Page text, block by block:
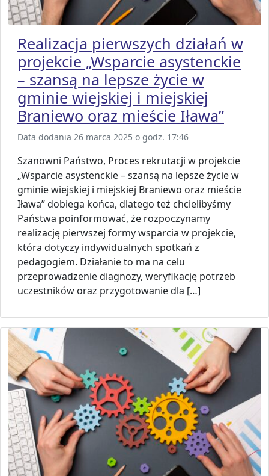
Realizacja pierwszych działań w
projekcie „Wsparcie asystenckie
– szansą na lepsze życie w
gminie wiejskiej i miejskiej
Braniewo oraz mieście Iława”
Data dodania 26 marca 2025 o godz. 17:46
Szanowni Państwo, Proces rekrutacji w projekcie
„Wsparcie asystenckie – szansą na lepsze życie w
gminie wiejskiej i miejskiej Braniewo oraz mieście
Iława” dobiega końca, dlatego też chcielibyśmy
Państwa poinformować, że rozpoczynamy
realizację pierwszej formy wsparcia w projekcie,
która dotyczy indywidualnych spotkań z
pedagogiem. Działanie to ma na celu
przeprowadzenie diagnozy, weryfikację potrzeb
uczestników oraz przygotowanie dla […]